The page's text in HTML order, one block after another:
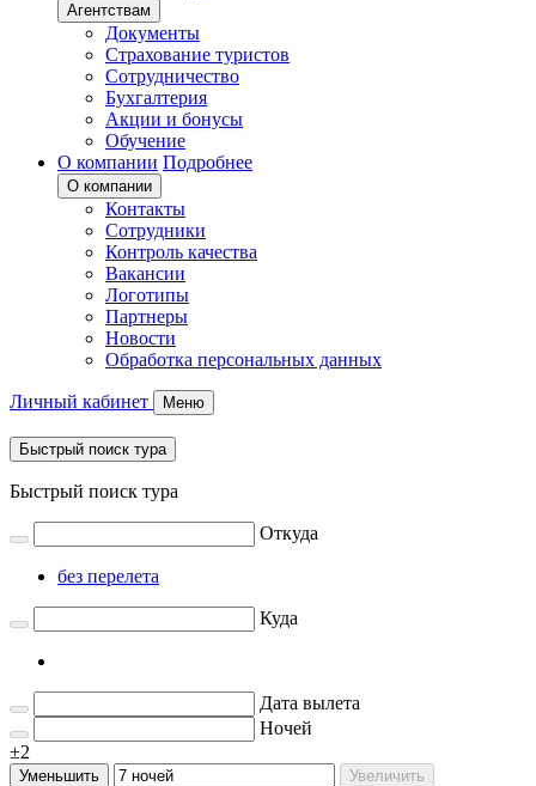
Агентствам
Документы
Страхование туристов
Сотрудничество
Бухгалтерия
Акции и бонусы
Обучение
О компании Подробнее
О компании
Контакты
Сотрудники
Контроль качества
Вакансии
Логотипы
Партнеры
Новости
Обработка персональных данных
Личный кабинет Меню
Быстрый поиск тура
Быстрый поиск тура
Откуда
без перелета
Куда
Дата вылета
Ночей
±2
Уменьшить Увеличить